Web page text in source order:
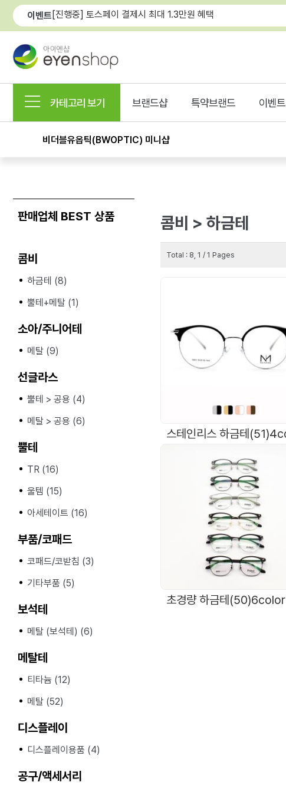
이벤트 [진행중] 토스페이 결제시 최대 1.3만원 혜택
카테고리 보기 브랜드샵 특약브랜드 이벤트
비더블유옵틱(BWOPTIC) 미니샵
판매업체 BEST 상품
콤비
하금테 (8)
뿔테+메탈 (1)
소아/주니어테
메탈 (9)
선글라스
뿔테 > 공용 (4)
메탈 > 공용 (6)
뿔테
TR (16)
울템 (15)
아세테이트 (16)
부품/코패드
코패드/코받침 (3)
기타부품 (5)
보석테
메탈 (보석테) (6)
메탈테
티타늄 (12)
메탈 (52)
디스플레이
디스플레이용품 (4)
공구/액세서리
콤비 > 하금테
Total : 8, 1 / 1 Pages